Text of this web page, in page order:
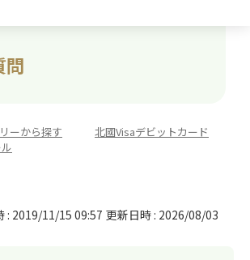
問
ーから探す
北國Visaデビットカード
: 2019/11/15 09:57 更新日時 : 2026/08/03